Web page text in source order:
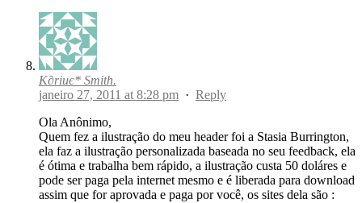
K∂riиє* Smith.
janeiro 27, 2011 at 8:28 pm · Reply
Ola Anônimo,
Quem fez a ilustração do meu header foi a Stasia Burrington,
ela faz a ilustração personalizada baseada no seu feedback, ela
é ótima e trabalha bem rápido, a ilustração custa 50 doláres e
pode ser paga pela internet mesmo e é liberada para download
assim que for aprovada e paga por você, os sites dela são :